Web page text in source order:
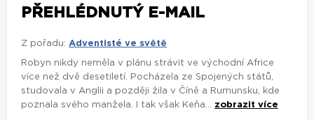
PŘEHLÉDNUTÝ E-MAIL
Z pořadu: Adventisté ve světě
Robyn nikdy neměla v plánu strávit ve východní Africe
více než dvě desetiletí. Pocházela ze Spojených států,
studovala v Anglii a později žila v Číně a Rumunsku, kde
poznala svého manžela. I tak však Keňa... zobrazit více